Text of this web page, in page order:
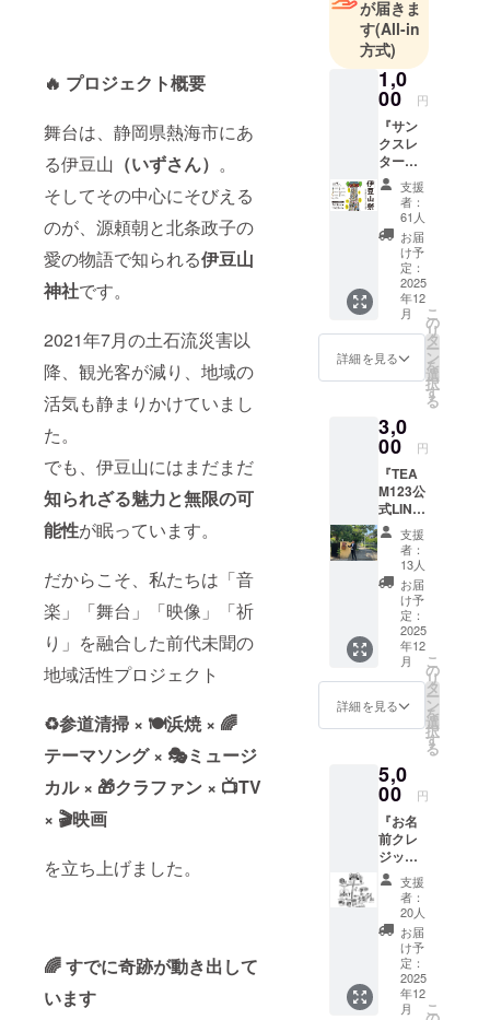
🔥 プロジェクト概要
舞台は、静岡県熱海市にあ
る伊豆山 （いずさん） 。
そしてその中心にそびえる
のが、源頼朝と北条政子の
愛の物語で知られる伊豆山
神社です。
2021年7月の土石流災害以
降、観光客が減り、地域の
活気も静まりかけていまし
た。
でも、伊豆山にはまだまだ
知られざる魅力と無限の可
能性が眠っています。
だからこそ、私たちは「音
楽」「舞台」「映像」「祈
り」を融合した前代未聞の
地域活性プロジェクト
♻参道清掃 × 🍽浜焼 × 🌈
テーマソング × 🎭ミュージ
カル × 🎁クラファン × 📺TV
× 🎬映画
を立ち上げました。
🌈 すでに奇跡が動き出して
います
ケバトルに
多数のレッ
スン生輩出
が届きま
す(All-in
方式)
1,0
00 円
『サン
クスレ
ター』
◆お礼
のメー
ルをさ
せて頂
きま
す。ご
支援心
から感
謝致し
ます。
支援
者：
61人
お届
け予
定：
2025
年12
月
詳細を見る
こ
の
リ
タ
ー
ン
を
選
択
す
る
3,0
00 円
『TEA
M123公
式LINE
ご招
待』◆
伊豆山
神社の
参道が
人であ
ふれる
夢を実
現する
ために
集まっ
た現在
139名の
23の公
式LINE
にご招
待させ
て頂き
ます。
『サン
クスレ
ター』
◆お礼
のメー
ルをさ
せて頂
きま
す。ご
支援
者：
13人
お届
け予
定：
2025
年12
月
詳細を見る
こ
の
リ
タ
ー
ン
を
選
択
す
る
5,0
00 円
『お名
前クレ
ジッ
ト』 ◆
特別な
クレ
ジット:
プロ
ジェク
トの成
果物
に、あ
支援
者：
20人
お届
け予
定：
2025
年12
月
こ